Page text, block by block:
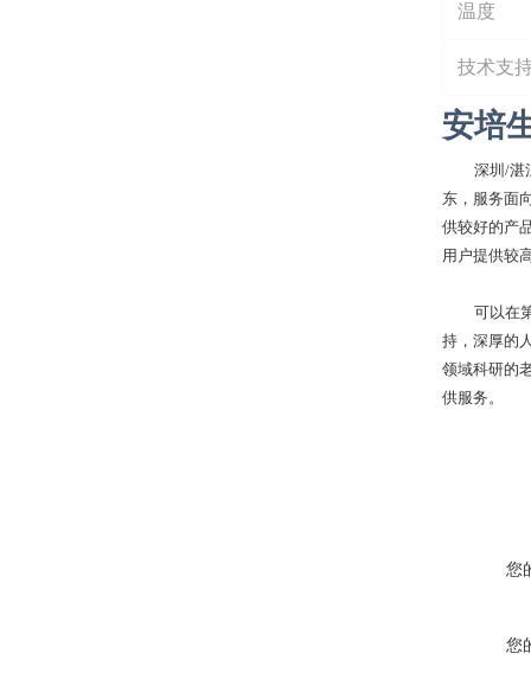
温度
技术支
安培
深圳 /湛
东，服务面
供较好的产
用户提供较
可以在
持，深厚的
领域科研的
供服务。
您
您